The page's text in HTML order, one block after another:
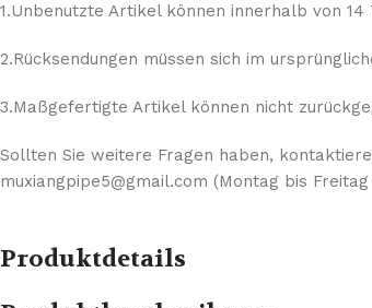
1.Unbenutzte Artikel können innerhalb von
2.Rücksendungen müssen sich im
3.Maßgefertigte Artikel können nicht
Sollten Sie weitere Fragen haben,
muxiangpipe5@gmail.com (Montag bis
Produktdetails